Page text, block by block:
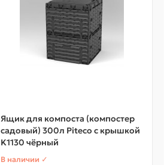
Ящик для компоста (компостер
садовый) 300л Piteco с крышкой
K1130 чёрный
В наличии ✓